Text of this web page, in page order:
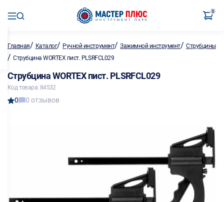
0
Главная/ Каталог/ Ручной инструмент/Зажимной инструмент/Струбцины
/ Струбцина WORTEX пист. PLSRFCL029
Струбцина WORTEX пист. PLSRFCL029
Код товара: 84532
0 0 отзывов